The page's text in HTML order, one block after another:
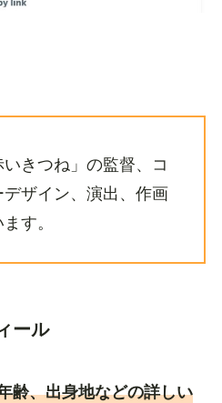
きつね」の監督、コ
ザイン、演出、作画
す。
ール
齢、出身地などの詳しい